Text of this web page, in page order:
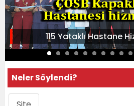
115 Yataklı Hastane
Neler Söylendi?